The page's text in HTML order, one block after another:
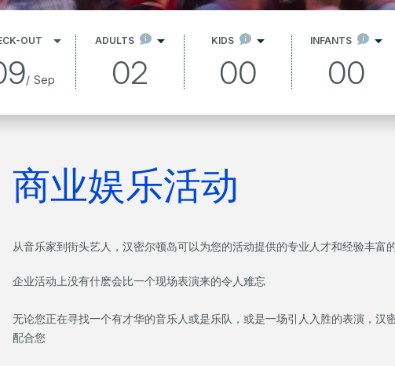
OUT
/ Sep
ADULTS
02
KIDS
00
INFANTS
00
商业娱乐活动
从音乐家到街头艺人，汉密尔顿岛可以为您的活动提供的专业人才和经验丰富
企业活动上没有什麽会比一个现场表演来的令人难忘
无论您正在寻找一个有才华的音乐人或是乐队，或是一场引人入胜的表演，汉
配合您